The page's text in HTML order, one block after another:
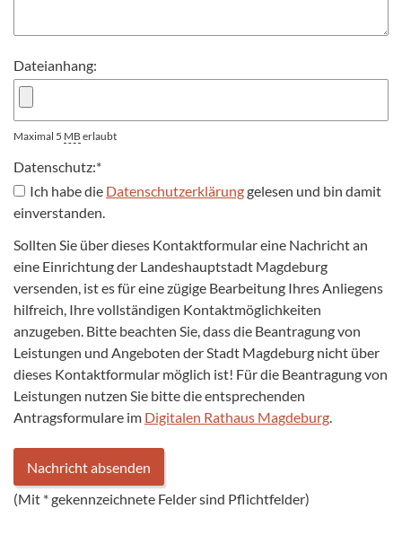
Dateianhang:
Maximal 5 MB erlaubt
Datenschutz:*
Ich habe die Datenschutzerklärunggelesen und bin damit
einverstanden.
Sollten Sie über dieses Kontaktformular eine Nachricht an
eine Einrichtung der Landeshauptstadt Magdeburg
versenden, ist es für eine zügige Bearbeitung Ihres Anliegens
hilfreich, Ihre vollständigen Kontaktmöglichkeiten
anzugeben. Bitte beachten Sie, dass die Beantragung von
Leistungen und Angeboten der Stadt Magdeburg nicht über
dieses Kontaktformular möglich ist! Für die Beantragung von
Leistungen nutzen Sie bitte die entsprechenden
Antragsformulare im Digitalen Rathaus Magdeburg.
(Mit *gekennzeichnete Felder sind Pflichtfelder)